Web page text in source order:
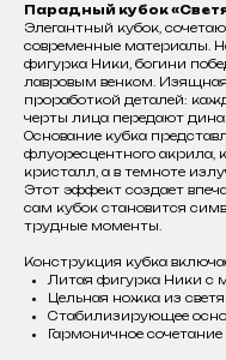
Парадный кубок
Элегантный кубок,
современные материалы.
фигурка Ники, богини
лавровым венком.
проработкой деталей:
черты лица передают
Основание кубка
флуоресцентного акрила,
кристалл, а в темноте
Этот эффект создает
сам кубок становится
трудные моменты.
Конструкция кубка
Литая фигурка Ники с
Цельная ножка из
Стабилизирующее
Гармоничное